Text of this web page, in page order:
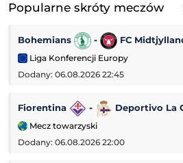
Popularne skróty meczów
Bohemians - FC
Liga Konferencji Europy
Dodany: 06.08.2026 22:45
Fiorentina - Deportivo La
Mecz towarzyski
Dodany: 06.08.2026 22:00